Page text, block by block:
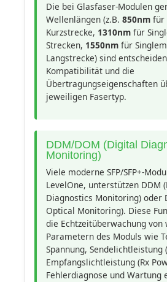
Die bei Glasfaser-Modulen
Wellenlängen (z.B. 850nm für
Kurzstrecke, 1310nm für
Strecken, 1550nm für
Langstrecke) sind
Kompatibilität und die
Übertragungseigenschaften
jeweiligen Fasertyp.
DDM/DOM (Digital
Monitoring)
Viele moderne SFP/SFP+-
LevelOne, unterstützen DDM
Diagnostics Monitoring) oder
Optical Monitoring). Diese
die Echtzeitüberwachung von
Parametern des Moduls wie
Spannung, Sendelichtleistung
Empfangslichtleistung (Rx
Fehlerdiagnose und Wartung